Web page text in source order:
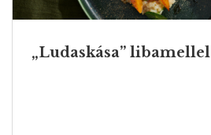
„Ludaskása” libamellel